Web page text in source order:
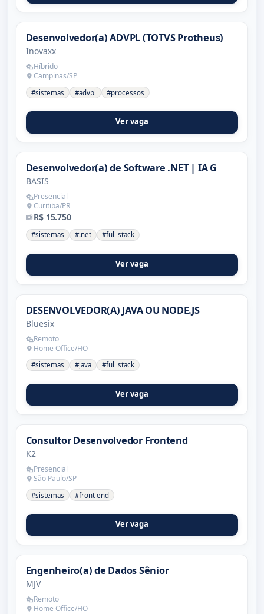
Desenvolvedor(a) ADVPL (TOTVS Protheus)
Inovaxx
Híbrido
Campinas/SP
#sistemas #advpl #processos
Ver vaga
Desenvolvedor(a) de Software .NET | IA G
BASIS
Presencial
Curitiba/PR
R$ 15.750
#sistemas #.net #full stack
Ver vaga
DESENVOLVEDOR(A) JAVA OU NODE.JS
Bluesix
Remoto
Home Office/HO
#sistemas #java #full stack
Ver vaga
Consultor Desenvolvedor Frontend
K2
Presencial
São Paulo/SP
#sistemas #front end
Ver vaga
Engenheiro(a) de Dados Sênior
MJV
Remoto
Home Office/HO